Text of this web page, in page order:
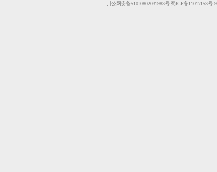
川公网安备51010802031983号 蜀ICP备11017153号-